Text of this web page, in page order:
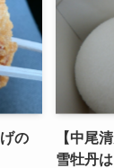
の
【中尾
雪牡丹